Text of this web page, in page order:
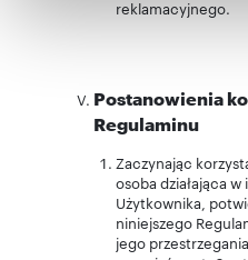
reklamacyjnego.
Postanowienia
Regulaminu
Zaczynając
osoba działająca
Użytkownika,
niniejszego
jego